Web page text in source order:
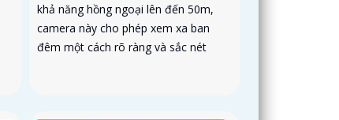
khả năng hồng ngoại lên đến 50m,
camera này cho phép xem xa ban
đêm một cách rõ ràng và sắc nét